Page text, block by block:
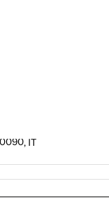
IT